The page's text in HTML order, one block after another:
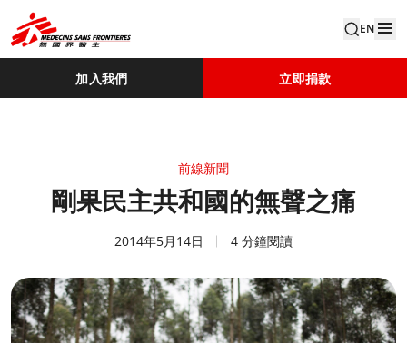
EN
加入我們 立即捐款
前線新聞
剛果民主共和國的無聲之痛
2014年5月14日 4 分鐘閱讀